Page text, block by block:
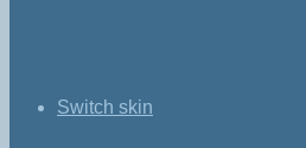
Switch skin